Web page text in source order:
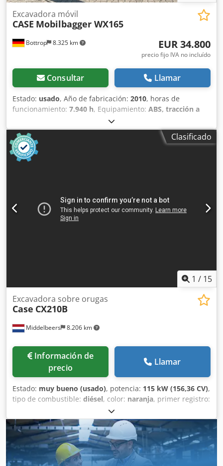
Bottrop 8.325 km
Excavadora móvil
CASE Mobilbagger WX165
EUR 34.800
precio fijo IVA no incluído
Consultar Llamar
Estado: usado, Año de fabricación: 2010, horas de
funcionamiento: 7.940 h, Equipamiento: ABS, tracción a
, MINIESTACIÓN DE EXCAVACIÓN CASE
Tipo: WX165 (Excavadora hidráulica) Número de
homologación: N211 Fabricante del motor: Case Potencia
del motor: 105 kW Horas de funcionamiento: 7940 h Peso
máximo permitido: 18 000 kg Longitud para el transporte:
Cámara Con gusto le brindamos apoyo también en el
ámbito de la financiación/arrendamiento a través de
nuestros socios. Todos los datos son orientativos. Salvo
Clasificado
1 / 15
Middelbeers 8.206 km
Excavadora sobre orugas
Case CX210B
Información de
precio
Llamar
Estado: muy bueno (usado), potencia: 115 kW (156,36 CV),
tipo de combustible: diésel, color: naranja, primer registro:
, Año de fabricación:2012
funcionamiento:15.109 h, Información general Año del
modelo: 2012 Número de serie: DCH210R5NCEAH2500
Información técnica Número de cilindros: 4 Peso en vacío:
22.600 kg Funcionalidad Anchura de trabajo: 300 cm
Marcado CE: sí Estado Estado técnico: muy bueno Estado